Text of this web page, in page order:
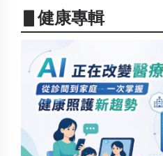
▋健康專輯